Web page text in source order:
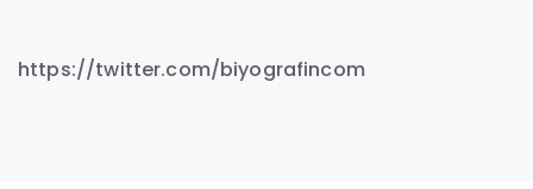
https://twitter.com/biyografincom